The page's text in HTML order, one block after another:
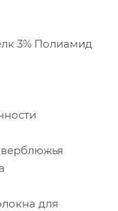
3% Полиамид
для